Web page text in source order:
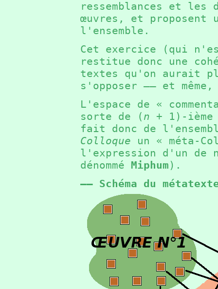
ressemblances et les
œuvres, et proposent
l'ensemble.
Cet exercice (qui
restitue donc une
textes qu'on aurait
s'opposer —— et
L'espace de «
sorte de ( n + 1)-
fait donc de
Colloque un « méta-
l'expression d'un de
dénommé Miphum).
—— Schéma du